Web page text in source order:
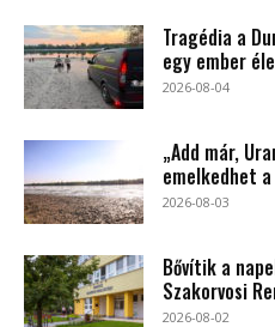
Tragédia a
egy ember
2026-08-04
„Add már,
emelkedhet
2026-08-03
Bővítik a
Szakorvosi
2026-08-02